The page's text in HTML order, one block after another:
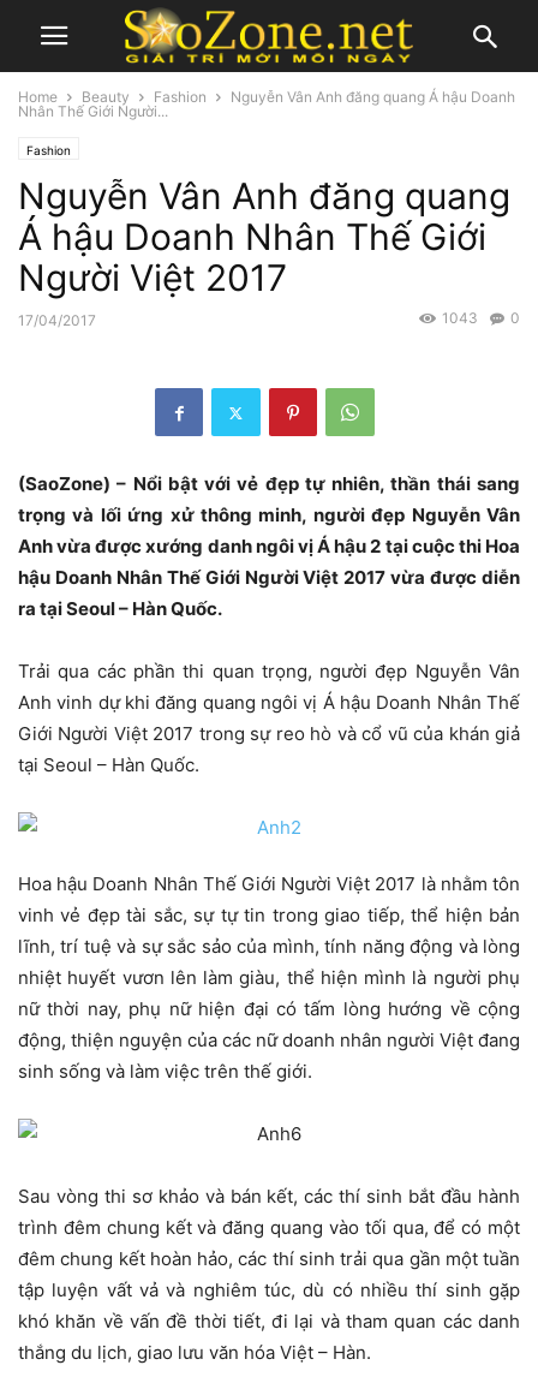
Home Beauty Fashion
Nguyễn Vân Anh đăng quang Á hậu Doanh
Nhân Thế Giới Người...
Fashion
Nguyễn Vân Anh đăng quang
Á hậu Doanh Nhân Thế Giới
Người Việt 2017
17/04/2017 0
1043
(SaoZone) – Nổi bật với vẻ đẹp tự nhiên, thần thái sang
trọng và lối ứng xử thông minh, người đẹp Nguyễn Vân
Anh vừa được xướng danh ngôi vị Á hậu 2 tại cuộc thi Hoa
hậu Doanh Nhân Thế Giới Người Việt 2017 vừa được diễn
ra tại Seoul – Hàn Quốc.
Trải qua các phần thi quan trọng, người đẹp Nguyễn Vân
Anh vinh dự khi đăng quang ngôi vị Á hậu Doanh Nhân Thế
Giới Người Việt 2017 trong sự reo hò và cổ vũ của khán giả
tại Seoul – Hàn Quốc.
Hoa hậu Doanh Nhân Thế Giới Người Việt 2017 là nhằm tôn
vinh vẻ đẹp tài sắc, sự tự tin trong giao tiếp, thể hiện bản
lĩnh, trí tuệ và sự sắc sảo của mình, tính năng động và lòng
nhiệt huyết vươn lên làm giàu, thể hiện mình là người phụ
nữ thời nay, phụ nữ hiện đại có tấm lòng hướng về cộng
động, thiện nguyện của các nữ doanh nhân người Việt đang
sinh sống và làm việc trên thế giới.
Sau vòng thi sơ khảo và bán kết, các thí sinh bắt đầu hành
trình đêm chung kết và đăng quang vào tối qua, để có một
đêm chung kết hoàn hảo, các thí sinh trải qua gần một tuần
tập luyện vất vả và nghiêm túc, dù có nhiều thí sinh gặp
khó khăn về vấn đề thời tiết, đi lại và tham quan các danh
thắng du lịch, giao lưu văn hóa Việt – Hàn.